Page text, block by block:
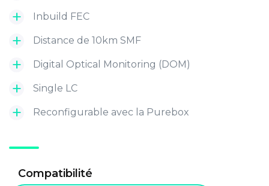
Inbuild FEC
Distance de 10km SMF
Digital Optical Monitoring (DOM)
Single LC
Reconfigurable avec la Purebox
Compatibilité